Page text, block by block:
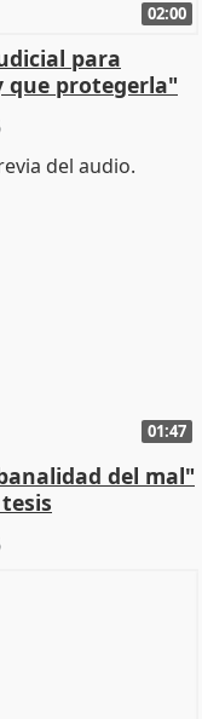
02:00
para
que protegerla"
01:47
del mal"